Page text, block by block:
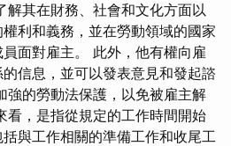
解其在財務、社會和文化方面以
利和義務，並在勞動領域的國家
面對雇主。 此外，他有權向雇
信息，並可以發表意見和發起諮
強的勞動法保護，以免被雇主解
看，是指從規定的工作時間開始
與工作相關的準備工作和收尾工